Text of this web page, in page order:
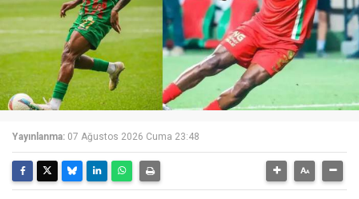
Yayınlanma: 07 Ağustos 2026 Cuma 23:48